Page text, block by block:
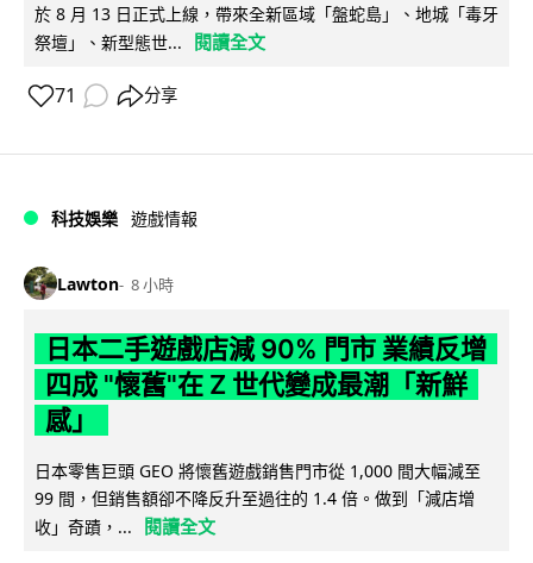
於 8 月 13 日正式上線，帶來全新區域「盤蛇島」、地城「毒牙
祭壇」、新型態世...
閱讀全文
71 分享
科技娛樂 遊戲情報
Lawton 8 小時
日本二手遊戲店減 90% 門市 業績反增
四成 "懷舊"在 Z 世代變成最潮「新鮮
感」
日本零售巨頭 GEO 將懷舊遊戲銷售門市從 1,000 間大幅減至
99 間，但銷售額卻不降反升至過往的 1.4 倍。做到「減店增
收」奇蹟，...
閱讀全文